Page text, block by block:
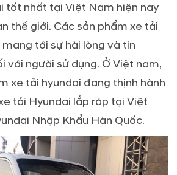
tốt nhất tại Việt Nam hiện nay
thế giới. Các sản phẩm xe tải
tới sự hài lòng và tin
với người sử dụng. Ở Việt nam,
xe tải hyundai đang thịnh hành
tải Hyundai lắp ráp tại Việt
Nhập Khẩu Hàn Quốc.